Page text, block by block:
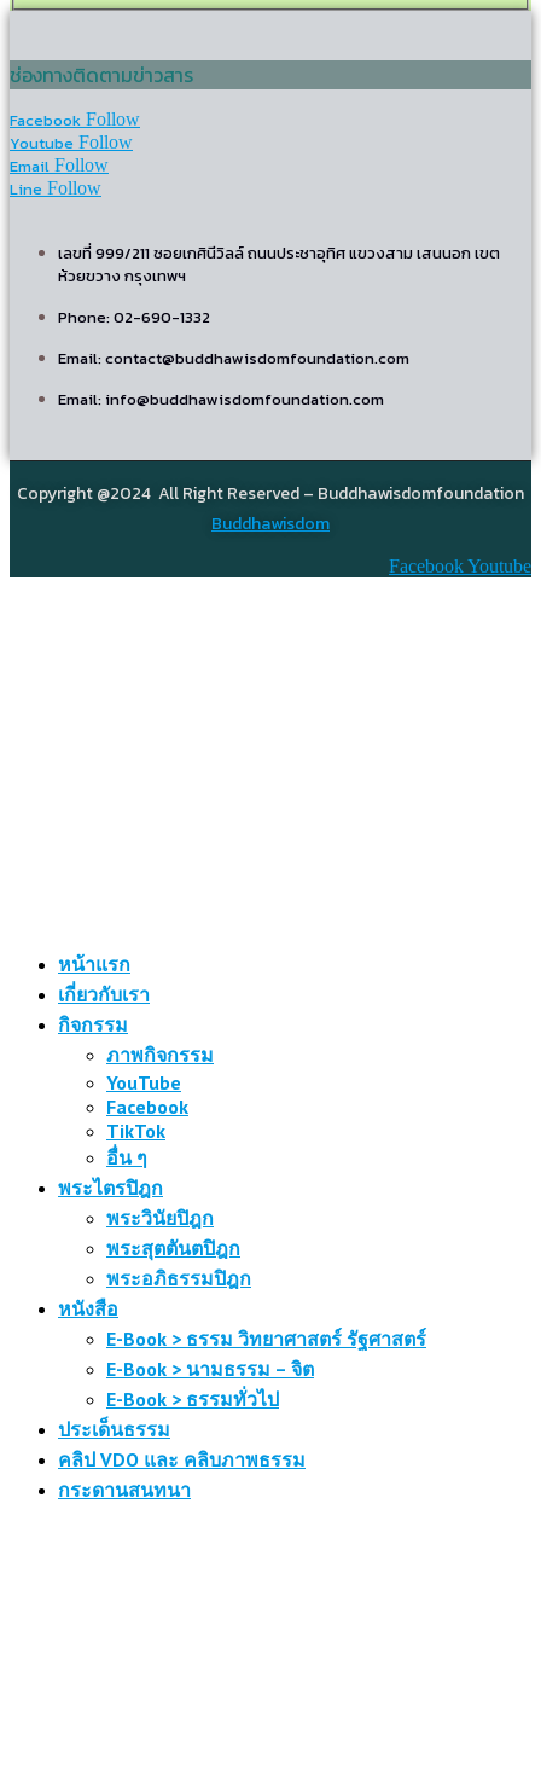
ช่องทางติดตามข่าวสาร
Facebook Follow
Youtube Follow
Email Follow
Line Follow
เลขที่ 999/211 ซอยเกศินีวิลล์ ถนนประชาอุทิศ แขวงสาม เสนนอก เขต
ห้วยขวาง กรุงเทพฯ
Phone: 02-690-1332
Email: contact@buddhawisdomfoundation.com
Email: info@buddhawisdomfoundation.com
Copyright @2024 All Right Reserved – Buddhawisdomfoundation
Buddhawisdom
FacebookYoutube
หน้าแรก
เกี่ยวกับเรา
กิจกรรม
ภาพกิจกรรม
YouTube
Facebook
TikTok
อื่น ๆ
พระไตรปิฎก
พระวินัยปิฎก
พระสุตตันตปิฎก
พระอภิธรรมปิฎก
หนังสือ
E-Book > ธรรม วิทยาศาสตร์ รัฐศาสตร์
E-Book > นามธรรม – จิต
E-Book > ธรรมทั่วไป
ประเด็นธรรม
คลิป VDO และ คลิบภาพธรรม
กระดานสนทนา